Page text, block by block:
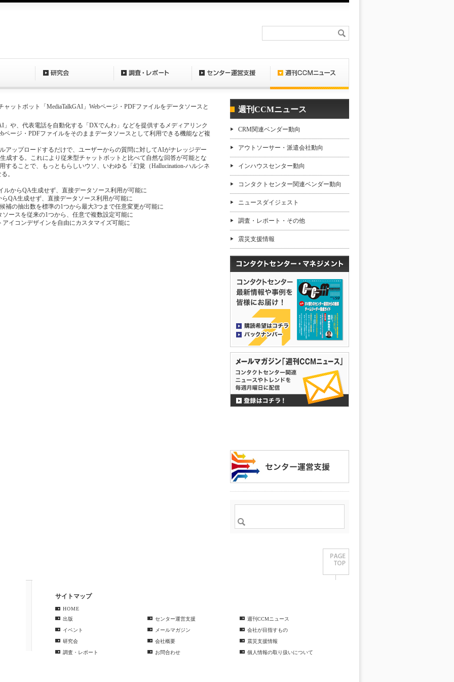
ャットボット「MediaTalkGAI」Webページ・PDFファイルをデータソースと
」や、代表電話を自動化する「DXでんわ」などを提供するメディアリンク
ページ・PDFファイルをそのままデータソースとして利用できる機能など複
アップロードするだけで、ユーザーからの質問に対してAIがナレッジデー
成する。これにより従来型チャットボットと比べて自然な回答が可能とな
することで、もっともらしいウソ、いわゆる「幻覚（Hallucination-ハルシネ
。
ルからQA生成せず、直接データソース利用が可能に
QA生成せず、直接データソース利用が可能に
補の抽出数を標準の1つから最大3つまで任意変更が可能に
ースを従来の1つから、任意で複数設定可能に
イコンデザインを自由にカスタマイズ可能に
週刊CCMニュース
CRM関連ベンダー動向
アウトソーサー・派遣会社動向
インハウスセンター動向
コンタクトセンター関連ベンダー動向
ニュースダイジェスト
調査・レポート・その他
震災支援情報
サイトマップ
HOME
出版
センター運営支援
週刊CCMニュース
イベント
メールマガジン
会社が目指すもの
研究会
会社概要
震災支援情報
調査・レポート
お問合わせ 個人情報の取り扱いについて